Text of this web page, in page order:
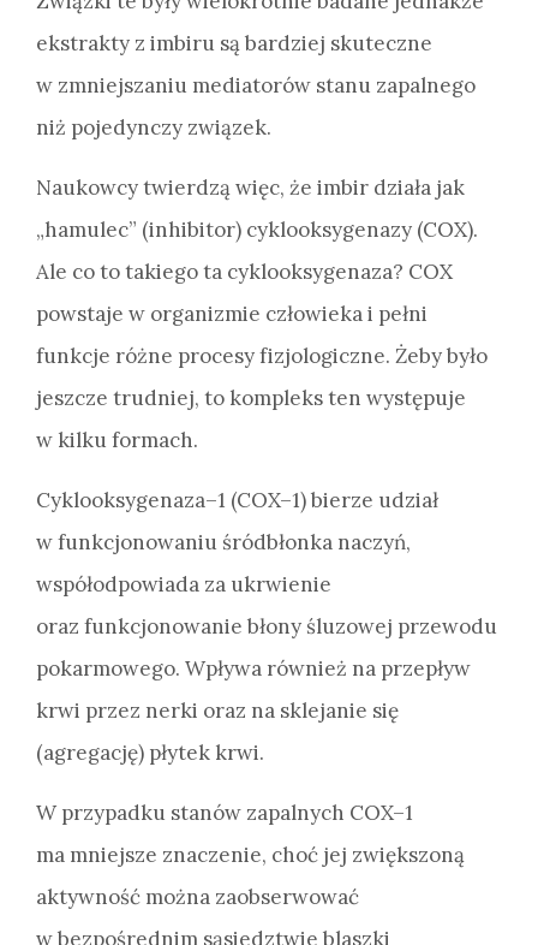
ekstrakty z imbiru są bardziej skuteczne
w zmniejszaniu mediatorów stanu zapalnego
niż pojedynczy związek.
Naukowcy twierdzą więc, że imbir działa jak
„hamulec” (inhibitor) cyklooksygenazy (COX).
Ale co to takiego ta cyklooksygenaza? COX
powstaje w organizmie człowieka i pełni
funkcje różne procesy fizjologiczne. Żeby było
jeszcze trudniej, to kompleks ten występuje
w kilku formach.
Cyklooksygenaza–1 (COX–1) bierze udział
w funkcjonowaniu śródbłonka naczyń,
współodpowiada za ukrwienie
oraz funkcjonowanie błony śluzowej przewodu
pokarmowego. Wpływa również na przepływ
krwi przez nerki oraz na sklejanie się
(agregację) płytek krwi.
W przypadku stanów zapalnych COX–1
ma mniejsze znaczenie, choć jej zwiększoną
aktywność można zaobserwować
w bezpośrednim sąsiedztwie blaszki